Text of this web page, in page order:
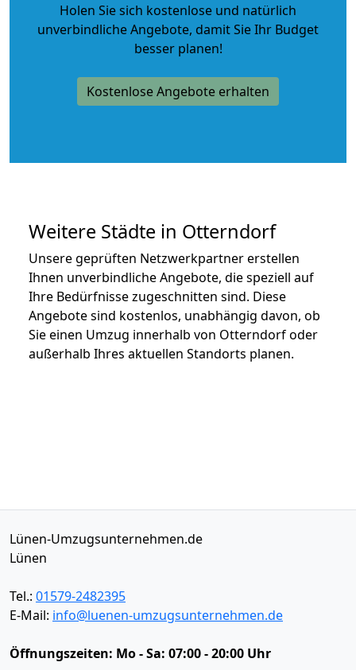
Holen Sie sich kostenlose und natürlich
unverbindliche Angebote, damit Sie Ihr Budget
besser planen!
Kostenlose Angebote erhalten
Weitere Städte in Otterndorf
Unsere geprüften Netzwerkpartner erstellen
Ihnen unverbindliche Angebote, die speziell auf
Ihre Bedürfnisse zugeschnitten sind. Diese
Angebote sind kostenlos, unabhängig davon, ob
Sie einen Umzug innerhalb von Otterndorf oder
außerhalb Ihres aktuellen Standorts planen.
Lünen-Umzugsunternehmen.de
Lünen
Tel.: 01579-2482395
E-Mail: info@luenen-umzugsunternehmen.de
Öffnungszeiten: Mo - Sa: 07:00 - 20:00 Uhr